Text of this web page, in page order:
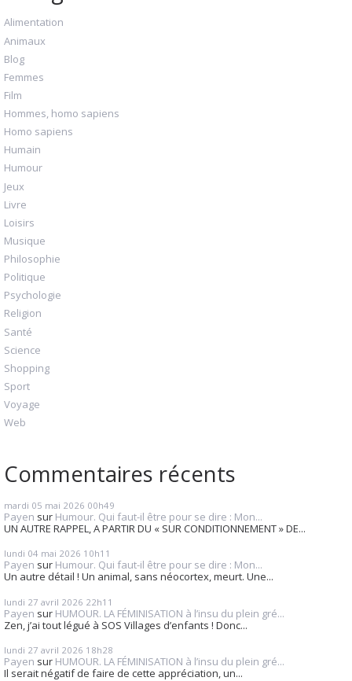
Alimentation
Animaux
Blog
Femmes
Film
Hommes, homo sapiens
Homo sapiens
Humain
Humour
Jeux
Livre
Loisirs
Musique
Philosophie
Politique
Psychologie
Religion
Santé
Science
Shopping
Sport
Voyage
Web
Commentaires récents
mardi 05 mai 2026 00h49
Payen sur Humour. Qui faut-il être pour se dire : Mon...
UN AUTRE RAPPEL, A PARTIR DU « SUR CONDITIONNEMENT » DE...
lundi 04 mai 2026 10h11
Payen sur Humour. Qui faut-il être pour se dire : Mon...
Un autre détail ! Un animal, sans néocortex, meurt. Une...
lundi 27 avril 2026 22h11
Payen sur HUMOUR. LA FÉMINISATION à l’insu du plein gré...
Zen, j’ai tout légué à SOS Villages d’enfants ! Donc...
lundi 27 avril 2026 18h28
Payen sur HUMOUR. LA FÉMINISATION à l’insu du plein gré...
Il serait négatif de faire de cette appréciation, un...